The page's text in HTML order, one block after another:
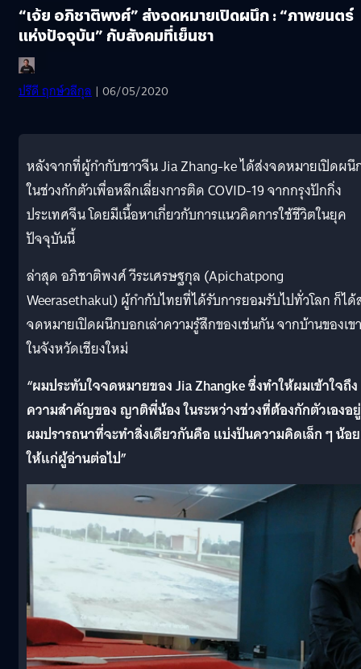
“เจ้ย อภิชาติพงศ์” ส่งจดหมายเปิดผนึก : “ภาพยนตร์
แห่งปัจจุบัน” กับสังคมที่เย็นชา
ปรีดี ฤกษ์วลีกุล | 06/05/2020
หลังจากที่ผู้กำกับชาวจีน Jia Zhang-ke ได้ส่งจดหมายเปิดผนึ
ในช่วงกักตัวเพื่อหลีกเลี่ยงการติด COVID-19 จากกรุงปักกิ่ง
ประเทศจีน โดยมีเนื้อหาเกี่ยวกับการแนวคิดการใช้ชีวิตในยุค
ปัจจุบันนี้
ล่าสุด อภิชาติพงศ์ วีระเศรษฐกุล (Apichatpong
Weerasethakul) ผู้กำกับไทยที่ได้รับการยอมรับไปทั่วโลก ก็ได้
จดหมายเปิดผนึกบอกเล่าความรู้สึกของเช่นกัน จากบ้านของเขา
ในจังหวัดเชียงใหม่
“ผมประทับใจจดหมายของ Jia Zhangke ซึ่งทำให้ผมเข้าใจถึง
ความสำคัญของ ญาติพี่น้อง ในระหว่างช่วงที่ต้องกักตัวเองอ
ผมปรารถนาที่จะทำสิ่งเดียวกันคือ แบ่งปันความคิดเล็ก ๆ น้อ
ให้แก่ผู้อ่านต่อไป”